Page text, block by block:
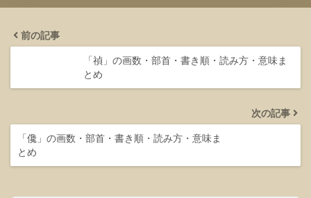
前の記事
「禎」の画数・部首・書き順・読み方・意味ま
とめ
次の記事
「儳」の画数・部首・書き順・読み方・意味ま
とめ